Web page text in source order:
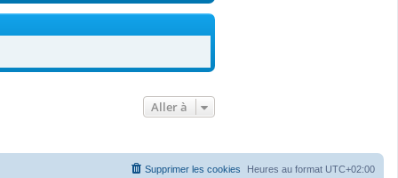
Aller à
Heures au format UTC+02:00
Supprimer les cookies